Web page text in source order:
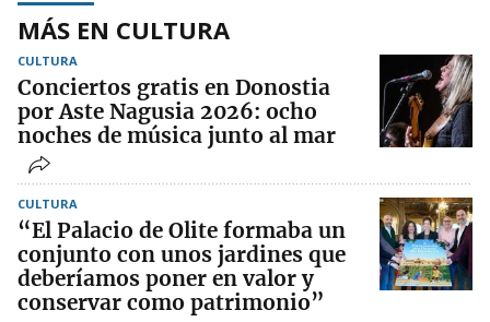
MÁS EN CULTURA
CULTURA
Conciertos gratis en Donostia
por Aste Nagusia 2026: ocho
noches de música junto al mar
CULTURA
“El Palacio de Olite formaba un
conjunto con unos jardines que
deberíamos poner en valor y
conservar como patrimonio”